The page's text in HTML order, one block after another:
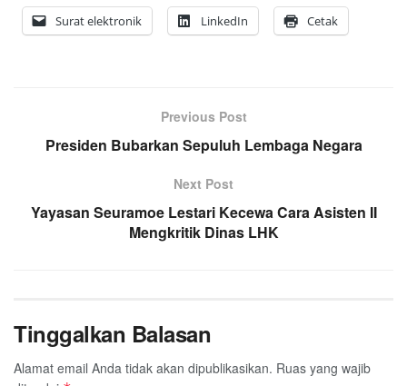
Surat elektronik LinkedIn Cetak
Previous Post
Presiden Bubarkan Sepuluh Lembaga Negara
Next Post
Yayasan Seuramoe Lestari Kecewa Cara Asisten II
Mengkritik Dinas LHK
Tinggalkan Balasan
Alamat email Anda tidak akan dipublikasikan. Ruas yang wajib